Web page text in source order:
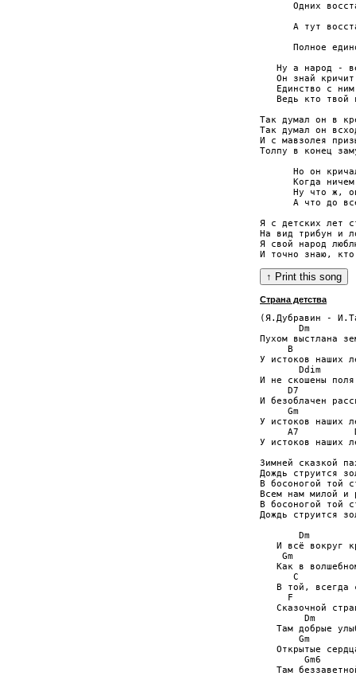
Одних
А тут
Полное
Ну а народ -
Он знай
Единство с
Ведь кто твой
Так думал он в
Так думал он
И с мавзолея
Толпу в конец
Но он
Когда
Ну что ж,
А что до
Я с детских лет
На вид трибун и
Я свой народ
Страна детства
(Я.Дубравин -
       Dm
Пухом выстлана
     B
У истоков наших
       Ddim
И не скошены
     D7
И безоблачен
     Gm
У истоков наших
A7
У истоков наших
Зимней сказкой
Дождь струится
В босоногой той
Всем нам милой и
В босоногой той
Дождь струится
       Dm
И всё вокруг
    Gm
Как в
      C
В той, всегда
F
Сказочной
        Dm
Там добрые
       Gm
Открытые
Gm6
Там